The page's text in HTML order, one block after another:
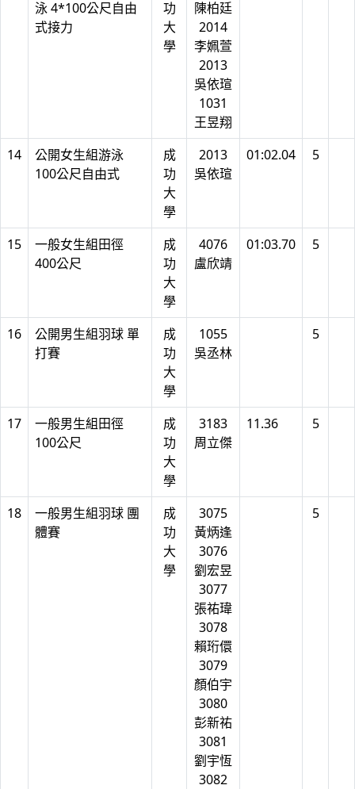
泳 4*100公尺自由
式接力
功
大
學
陳柏廷
2014
李姵萱
2013
吳依瑄
1031
王昱翔
14
公開女生組游泳
100公尺自由式
成
功
大
學
2013
吳依瑄
01:02.04 5
15
一般女生組田徑
400公尺
成
功
大
學
4076
盧欣靖
01:03.70 5
16
公開男生組羽球 單
打賽
成
功
大
學
1055
吳丞林
5
17
一般男生組田徑
100公尺
成
功
大
學
3183
周立傑
11.36 5
18
一般男生組羽球 團
體賽
成
功
大
學
3075
黃炳逢
3076
劉宏昱
3077
張祐瑋
3078
賴珩儇
3079
顏伯宇
3080
彭新祐
3081
劉宇恆
3082
5